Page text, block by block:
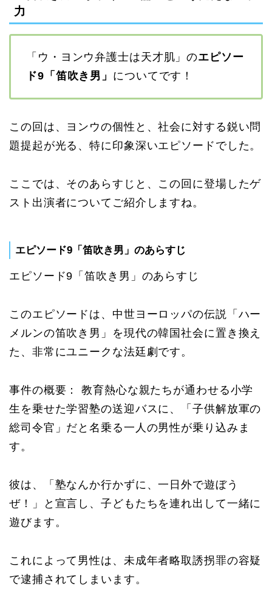
力
「ウ・ヨンウ弁護士は天才肌」のエピソー
ド9「笛吹き男」 についてです！
この回は、ヨンウの個性と、社会に対する鋭い問
題提起が光る、特に印象深いエピソードでした。
ここでは、そのあらすじと、この回に登場したゲ
スト出演者についてご紹介しますね。
エピソード9「笛吹き男」のあらすじ
エピソード9「笛吹き男」のあらすじ
このエピソードは、中世ヨーロッパの伝説「ハー
メルンの笛吹き男」を現代の韓国社会に置き換え
た、非常にユニークな法廷劇です。
事件の概要： 教育熱心な親たちが通わせる小学
生を乗せた学習塾の送迎バスに、「子供解放軍の
総司令官」だと名乗る一人の男性が乗り込みま
す。
彼は、「塾なんか行かずに、一日外で遊ぼう
ぜ！」と宣言し、子どもたちを連れ出して一緒に
遊びます。
これによって男性は、未成年者略取誘拐罪の容疑
で逮捕されてしまいます。